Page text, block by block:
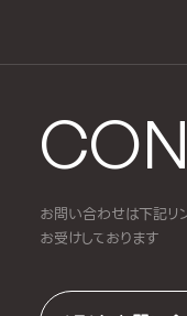
お問い合わせは下記リ
お受けしております